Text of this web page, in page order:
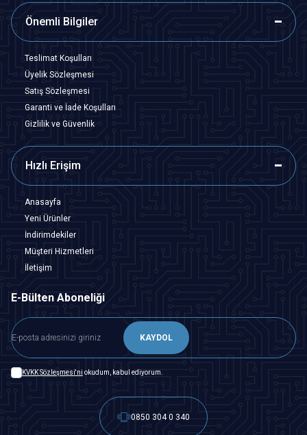
Önemli Bilgiler
Teslimat Koşulları
Üyelik Sözleşmesi
Satış Sözleşmesi
Garanti ve İade Koşulları
Gizlilik ve Güvenlik
Hızlı Erişim
Anasayfa
Yeni Ürünler
İndirimdekiler
Müşteri Hizmetleri
İletişim
E-Bülten Aboneliği
KAYDOL
KVKK Sözleşmesi'ni okudum, kabul ediyorum.
0850 304 0 340